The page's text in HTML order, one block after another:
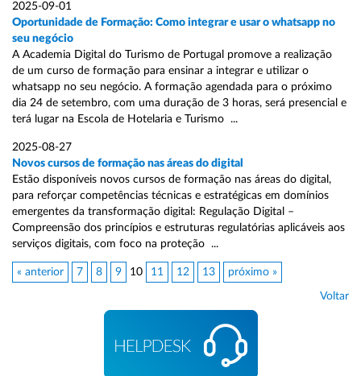
2025-09-01
Oportunidade de Formação: Como integrar e usar o whatsapp no
seu negócio
A Academia Digital do Turismo de Portugal promove a realização
de um curso de formação para ensinar a integrar e utilizar o
whatsapp no seu negócio. A formação agendada para o próximo
dia 24 de setembro, com uma duração de 3 horas, será presencial e
terá lugar na Escola de Hotelaria e Turismo ...
2025-08-27
Novos cursos de formação nas áreas do digital
Estão disponíveis novos cursos de formação nas áreas do digital,
para reforçar competências técnicas e estratégicas em domínios
emergentes da transformação digital: Regulação Digital –
Compreensão dos princípios e estruturas regulatórias aplicáveis aos
serviços digitais, com foco na proteção ...
« anterior 7 8 9 10 11 12 13 próximo »
Voltar